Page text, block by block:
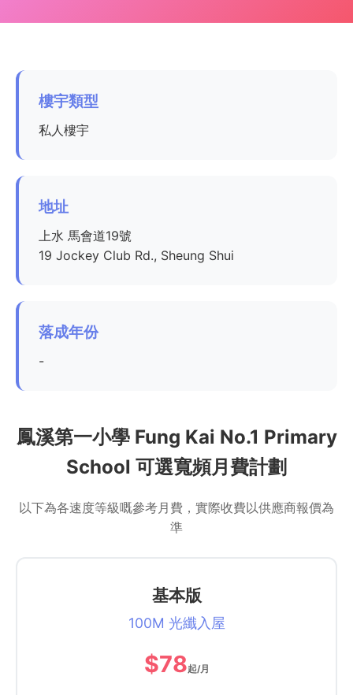
樓宇類型
私人樓宇
地址
上水 馬會道19號
19 Jockey Club Rd., Sheung Shui
落成年份
-
鳳溪第一小學 Fung Kai No.1 Primary
School 可選寬頻月費計劃
以下為各速度等級嘅參考月費，實際收費以供應商報價為
準
基本版
100M 光纖入屋
$78起/月